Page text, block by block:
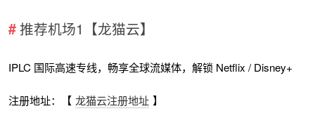
推荐机场1【龙猫云】
IPLC 国际高速专线，畅享全球流媒体，解锁 Netflix / Disney+
注册地址：【 龙猫云注册地址 】